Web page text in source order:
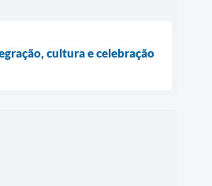
cultura e celebração